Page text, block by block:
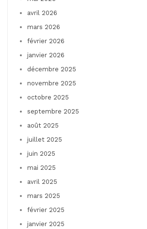
avril 2026
mars 2026
février 2026
janvier 2026
décembre 2025
novembre 2025
octobre 2025
septembre 2025
août 2025
juillet 2025
juin 2025
mai 2025
avril 2025
mars 2025
février 2025
janvier 2025